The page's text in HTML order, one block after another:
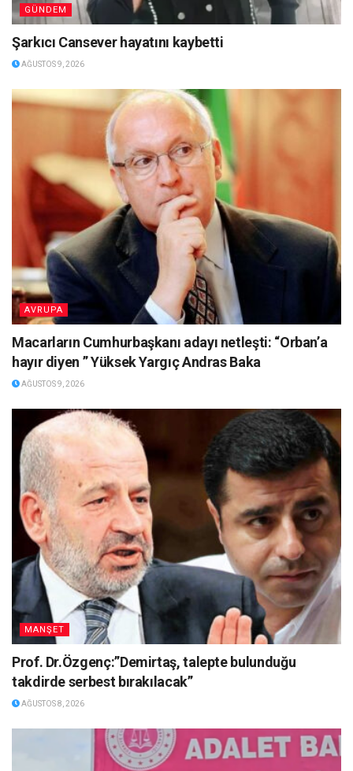
GÜNDEM
Şarkıcı Cansever hayatını kaybetti
AĞUSTOS 9, 2026
AVRUPA
Macarların Cumhurbaşkanı adayı netleşti: “Orban’a
hayır diyen ” Yüksek Yargıç Andras Baka
AĞUSTOS 9, 2026
MANŞET
Prof. Dr.Özgenç:”Demirtaş, talepte bulunduğu
takdirde serbest bırakılacak”
AĞUSTOS 8, 2026